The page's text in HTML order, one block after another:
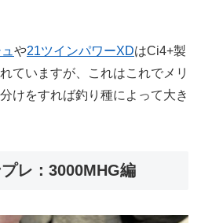
や21ツインパワーXDはCi4+製
ていますが、これはこれでメリ
けをすれば釣り種によって大き
レ：3000MHG編